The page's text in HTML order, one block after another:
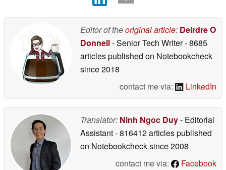
Editor of theoriginal article: Deirdre O
Donnell- Senior Tech Writer- 8685
articles published on Notebookcheck
since 2018
contact me via:
LinkedIn
Translator: Ninh Ngoc Duy- Editorial
Assistant- 816412 articles published
on Notebookchecksince 2008
contact me via:
Facebook